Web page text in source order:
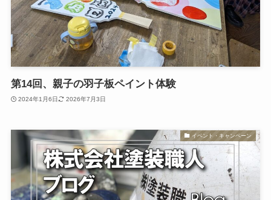
第14回、親子の羽子板ペイント体験
2024年1月6日 2026年7月3日
イベント・キャンペーン